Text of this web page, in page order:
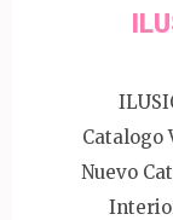
Catalogo
Nuevo